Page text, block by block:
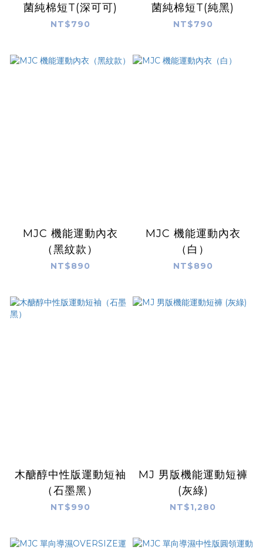
菌純棉短T(深可可)
NT$790
菌純棉短T(純黑)
NT$790
MJC 機能運動內衣
（黑紋款）
NT$890
MJC 機能運動內衣
（白）
NT$890
木醣醇中性版運動短袖
（石墨黑）
NT$990
MJ 男版機能運動短褲
(灰綠)
NT$1,280